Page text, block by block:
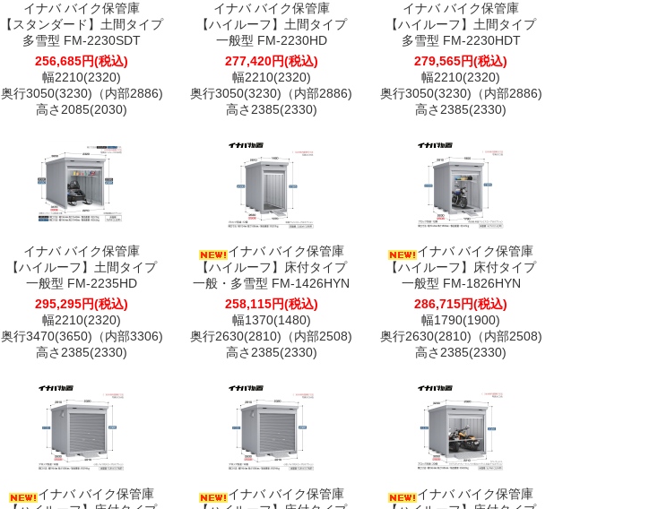
イナバ バイク保管庫
【スタンダード】土間タイプ
多雪型 FM-2230SDT
256,685円(税込)
幅2210(2320)
奥行3050(3230)（内部2886)
高さ2085(2030)
イナバ バイク保管庫
【ハイルーフ】土間タイプ
一般型 FM-2230HD
277,420円(税込)
幅2210(2320)
奥行3050(3230)（内部2886)
高さ2385(2330)
イナバ バイク保管庫
【ハイルーフ】土間タイプ
多雪型 FM-2230HDT
279,565円(税込)
幅2210(2320)
奥行3050(3230)（内部2886)
高さ2385(2330)
イナバ バイク保管庫
【ハイルーフ】土間タイプ
一般型 FM-2235HD
295,295円(税込)
幅2210(2320)
奥行3470(3650)（内部3306)
高さ2385(2330)
イナバ バイク保管庫
【ハイルーフ】床付タイプ
一般・多雪型 FM-1426HYN
258,115円(税込)
幅1370(1480)
奥行2630(2810)（内部2508)
高さ2385(2330)
イナバ バイク保管庫
【ハイルーフ】床付タイプ
一般型 FM-1826HYN
286,715円(税込)
幅1790(1900)
奥行2630(2810)（内部2508)
高さ2385(2330)
イナバ バイク保管庫
イナバ バイク保管庫
イナバ バイク保管庫